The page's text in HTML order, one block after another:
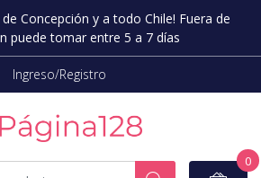
Concepción y a todo Chile! Fuera de
puede tomar entre 5 a 7 días
Ingreso/Registro
0